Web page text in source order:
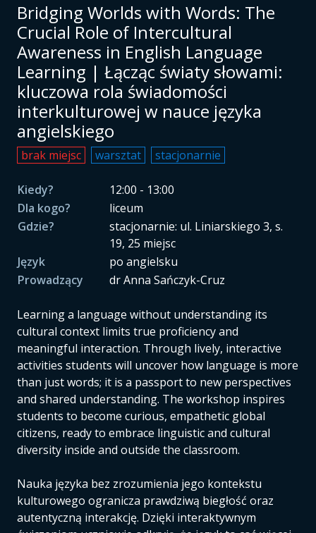
Bridging Worlds with Words: The
Crucial Role of Intercultural
Awareness in English Language
Learning | Łącząc światy słowami:
kluczowa rola świadomości
interkulturowej w nauce języka
angielskiego
brak miejsc warsztat stacjonarnie
Kiedy?
12:00 - 13:00
Dla kogo?
liceum
Gdzie?
stacjonarnie: ul. Liniarskiego 3, s.
19, 25 miejsc
Język
po angielsku
Prowadzący
dr Anna Sańczyk-Cruz
Learning a language without understanding its
cultural context limits true proficiency and
meaningful interaction. Through lively, interactive
activities students will uncover how language is more
than just words; it is a passport to new perspectives
and shared understanding. The workshop inspires
students to become curious, empathetic global
citizens, ready to embrace linguistic and cultural
diversity inside and outside the classroom.
Nauka języka bez zrozumienia jego kontekstu
kulturowego ogranicza prawdziwą biegłość oraz
autentyczną interakcję. Dzięki interaktywnym